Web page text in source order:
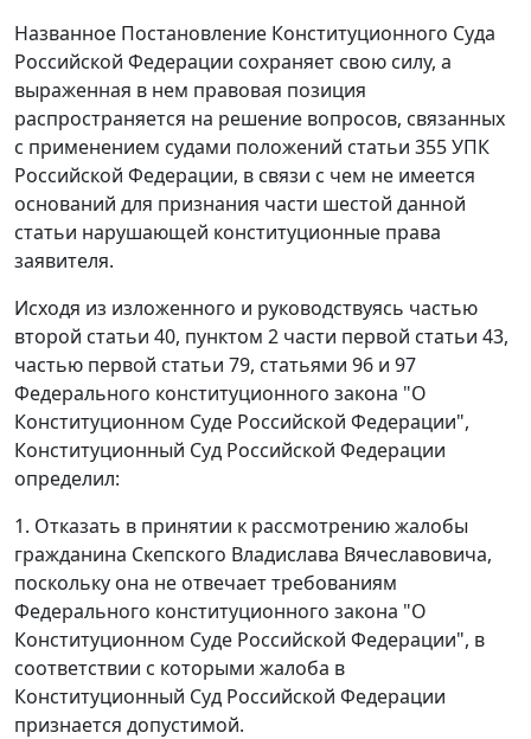
Названное Постановление Конституционного Суда
Российской Федерации сохраняет свою силу, а
выраженная в нем правовая позиция
распространяется на решение вопросов, связанных
с применением судами положений статьи 355 УПК
Российской Федерации, в связи с чем не имеется
оснований для признания части шестой данной
статьи нарушающей конституционные права
заявителя.
Исходя из изложенного и руководствуясь частью
второй статьи 40, пунктом 2 части первой статьи 43,
частью первой статьи 79, статьями 96 и 97
Федерального конституционного закона "О
Конституционном Суде Российской Федерации",
Конституционный Суд Российской Федерации
определил:
1. Отказать в принятии к рассмотрению жалобы
гражданина Скепского Владислава Вячеславовича,
поскольку она не отвечает требованиям
Федерального конституционного закона "О
Конституционном Суде Российской Федерации", в
соответствии с которыми жалоба в
Конституционный Суд Российской Федерации
признается допустимой.